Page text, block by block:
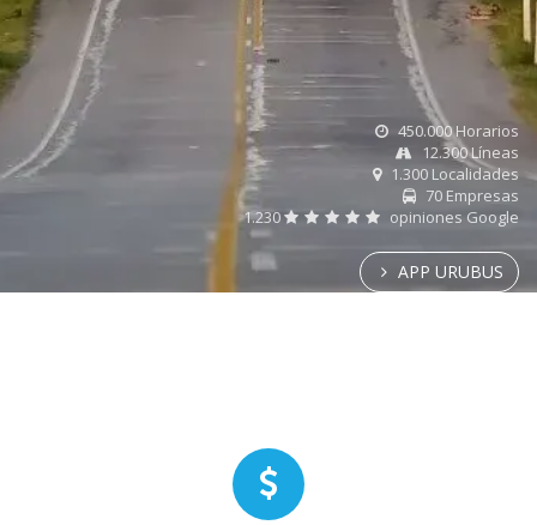
450.000 Horarios
12.300 Líneas
1.300 Localidades
70 Empresas
1.230
opiniones Google
APP URUBUS